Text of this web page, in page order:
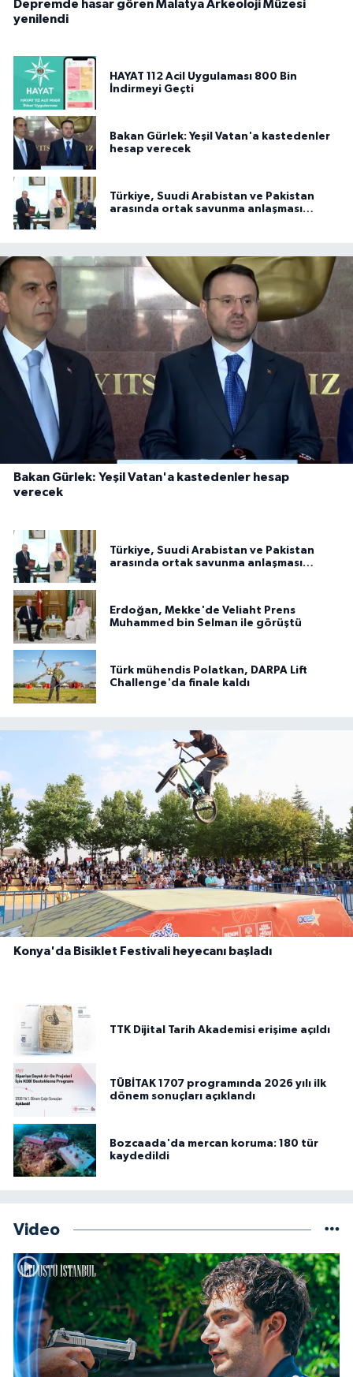
Depremde hasar gören Malatya Arkeoloji Müzesi
yenilendi
HAYAT 112 Acil Uygulaması 800 Bin
İndirmeyi Geçti
Bakan Gürlek: Yeşil Vatan'a kastedenler
hesap verecek
Türkiye, Suudi Arabistan ve Pakistan
arasında ortak savunma anlaşması
Bakan Gürlek: Yeşil Vatan'a kastedenler hesap
verecek
Türkiye, Suudi Arabistan ve Pakistan
arasında ortak savunma anlaşması
Erdoğan, Mekke'de Veliaht Prens
Muhammed bin Selman ile görüştü
Türk mühendis Polatkan, DARPA Lift
Challenge'da finale kaldı
Konya'da Bisiklet Festivali heyecanı başladı
TTK Dijital Tarih Akademisi erişime açıldı
TÜBİTAK 1707 programında 2026 yılı ilk
dönem sonuçları açıklandı
Bozcaada'da mercan koruma: 180 tür
kaydedildi
Video